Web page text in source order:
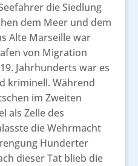
die Siedlung
dem Meer und dem
Alte Marseille war
von Migration
Jahrhunderts war es
kriminell. Während
im Zweiten
als Zelle des
die Wehrmacht
Hunderter
dieser Tat blieb die